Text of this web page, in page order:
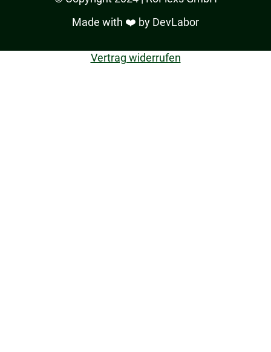
Made with ❤️ by DevLabor
Vertrag widerrufen